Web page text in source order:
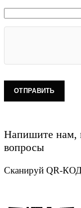
Напишите нам,
вопросы
Сканируй QR-КОД